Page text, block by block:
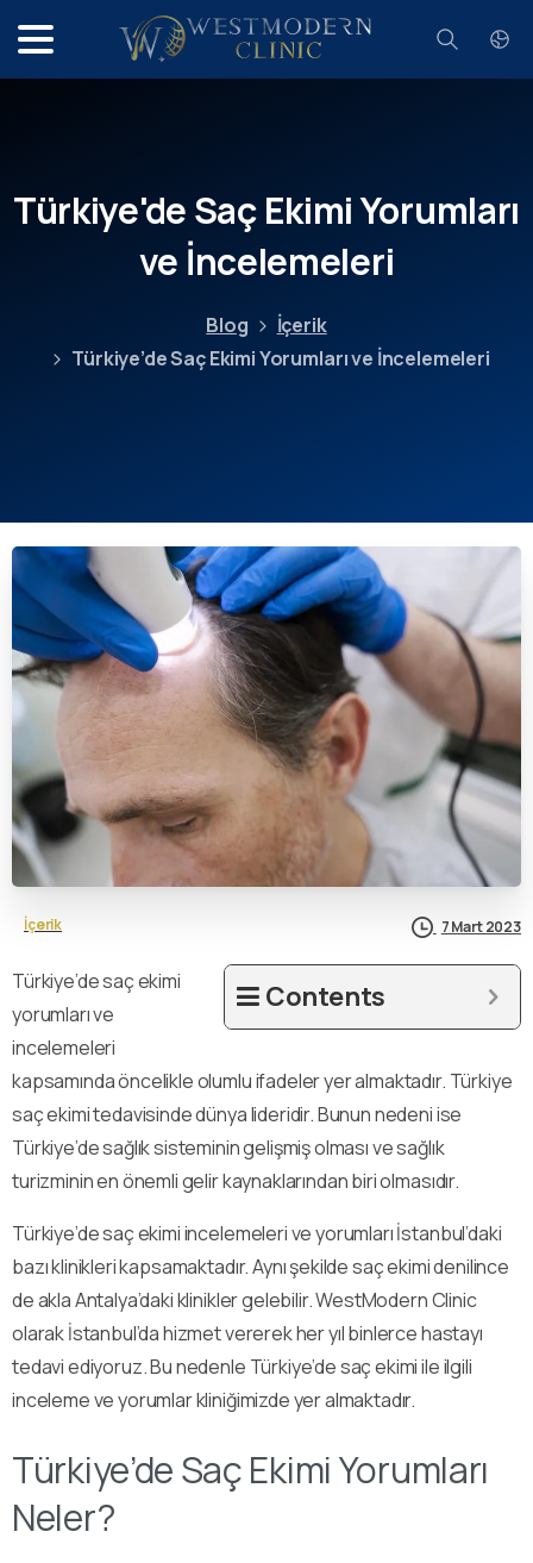
Search
Türkiye'deSaç EkimiYorumları
ve İncelemeleri
Blog
İçerik
Türkiye’de Saç Ekimi Yorumları ve İncelemeleri
İçerik 7 Mart 2023
Contents
Türkiye’de saç ekimi
yorumları ve
incelemeleri
kapsamında öncelikle olumlu ifadeler yer almaktadır. Türkiye
saç ekimi tedavisinde dünya lideridir. Bunun nedeni ise
Türkiye’de sağlık sisteminin gelişmiş olması ve sağlık
turizminin en önemli gelir kaynaklarından biri olmasıdır.
Türkiye’de saç ekimi incelemeleri ve yorumları İstanbul’daki
bazı klinikleri kapsamaktadır. Aynı şekilde saç ekimi denilince
de akla Antalya’daki klinikler gelebilir. WestModern Clinic
olarak İstanbul’da hizmet vererek her yıl binlerce hastayı
tedavi ediyoruz. Bu nedenle Türkiye’de saç ekimi ile ilgili
inceleme ve yorumlar kliniğimizde yer almaktadır.
Türkiye’de Saç Ekimi Yorumları
Neler?